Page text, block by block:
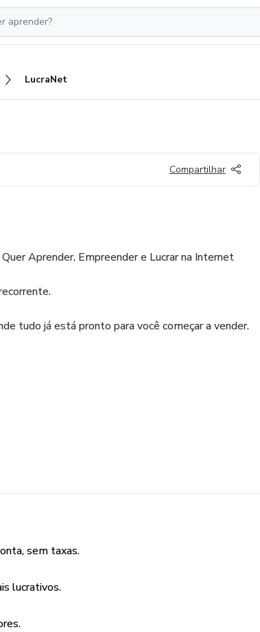
LucraNet
Compartilhar
Aprender, Empreender e Lucrar na Internet
tudo já está pronto para você começar a vender.
do zero.
cursos.
sem taxas.
lucrativos.